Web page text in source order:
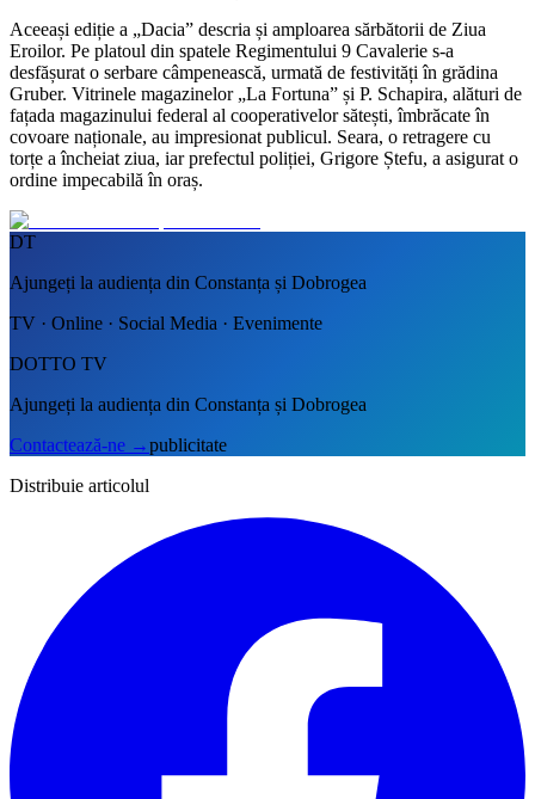
Aceeași ediție a „Dacia” descria și amploarea sărbătorii de Ziua
Eroilor. Pe platoul din spatele Regimentului 9 Cavalerie s-a
desfășurat o serbare câmpenească, urmată de festivități în grădina
Gruber. Vitrinele magazinelor „La Fortuna” și P. Schapira, alături de
fațada magazinului federal al cooperativelor sătești, îmbrăcate în
covoare naționale, au impresionat publicul. Seara, o retragere cu
torțe a încheiat ziua, iar prefectul poliției, Grigore Ștefu, a asigurat o
ordine impecabilă în oraș.
DT
Ajungeți la audiența din Constanța și Dobrogea
TV · Online · Social Media · Evenimente
DOTTO TV
Ajungeți la audiența din Constanța și Dobrogea
Contactează-ne →publicitate
Distribuie articolul